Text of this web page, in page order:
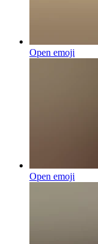
Open emoji
Open emoji